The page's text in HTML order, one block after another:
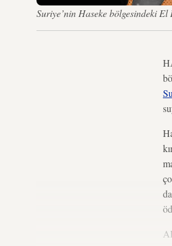
Suriye’nin Haseke bölgesindeki